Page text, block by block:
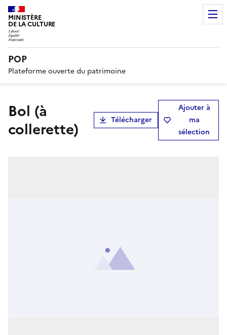
MINISTÈRE
DE LA CULTURE
POP
Plateforme ouverte du patrimoine
bol (à
collerette)
Télécharger
Ajouter à
ma
sélection